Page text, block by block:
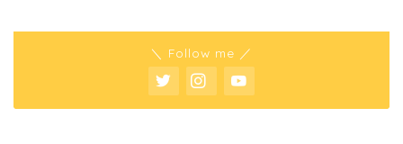
＼ Follow me ／